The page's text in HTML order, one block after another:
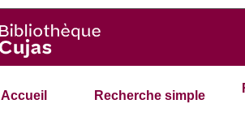
Accueil Recherche simple